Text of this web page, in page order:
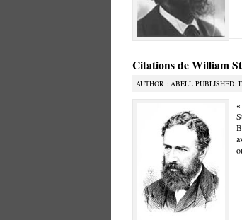
Citations de William
AUTHOR : ABELL PUBLISHED: